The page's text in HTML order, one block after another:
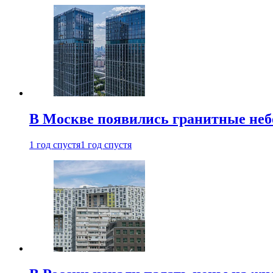
В Москве появились гранитные
1 год спустя1 год спустя